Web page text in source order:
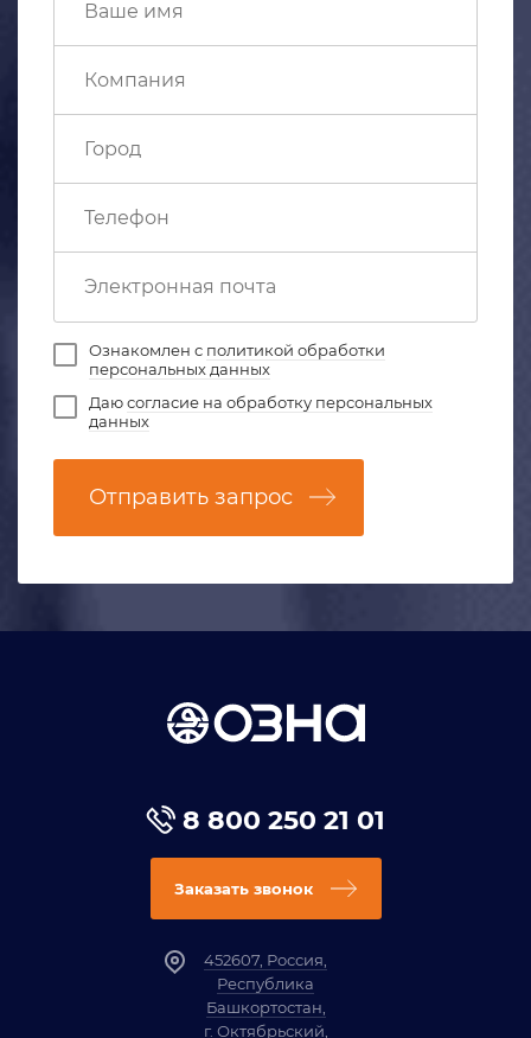
Ознакомлен с политикой обработки
персональных данных
Даюсогласие на обработку персональных
данных
Отправить запрос
8 800 250 21 01
Заказать звонок
452607, Россия,
Республика
Башкортостан,
г. Октябрьский,